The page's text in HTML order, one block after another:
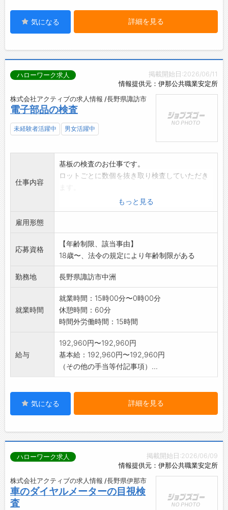
気になる 詳細を見る
掲載開始日:2026/06/11
情報提供元：伊那公共職業安定所
ハローワーク求人
株式会社アクティブの求人情報 /長野県諏訪市
電子部品の検査
未経験者活躍中 男女活躍中
仕事内容
基板の検査のお仕事です。
ロットごとに数個を抜き取り検査していただき
基本は外観を目視で検査していただき
一部、顕微鏡も使っていただくことがありま
業務の変更範囲:変更なし
もっと見る
雇用形態
応募資格
【年齢制限、該当事由】
18歳〜、法令の規定により年齢制限がある
勤務地 長野県諏訪市中洲
就業時間
就業時間：15時00分〜0時00分
休憩時間：60分
時間外労働時間：15時間
給与
192,960円〜192,960円
基本給：192,960円〜192,960円
（その他の手当等付記事項）...
気になる 詳細を見る
掲載開始日:2026/06/09
情報提供元：伊那公共職業安定所
ハローワーク求人
株式会社アクティブの求人情報 /長野県伊那市
車のダイヤルメーターの目視検
査